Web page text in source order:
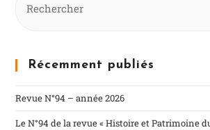
Récemment publiés
Revue N°94 – année 2026
Le N°94 de la revue « Histoire et Patrimoine